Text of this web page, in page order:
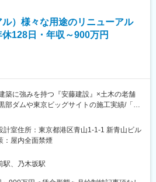
究者）に直接ヒアリングやワークショッ
ノベーションを支える空間を共に創って
際に、実際にオフィスを使われる社員の
て生まれたデザインが実際のカタチとな
ってくださっている実感を感じることがで
社は創業から60年続く老舗商社で例年売
ります。成長を続けられている秘訣として
としての確かな実績と景気に左右されに
築事業ともに安定しているためになりま
）様々な用途のリニューアル
128日・年収～900万円
築に強みを持つ『安藤建設』×土木の老舗
部ダムや東京ビッグサイトの施工実績/「4
囲:会社の定める業務】
リニューアル意匠設計全般（用途・予算・
どのお客様の設計条件の取りまとめ、企画
設計、工事監理等）をご担当いただきま
計室住所：東京都港区青山1-1-1 新青山ビル
：屋内全面禁煙
駅、乃木坂駅